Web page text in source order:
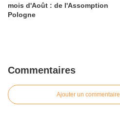
mois d'Août : de l'Assomption
Pologne
Commentaires
Ajouter un commentaire